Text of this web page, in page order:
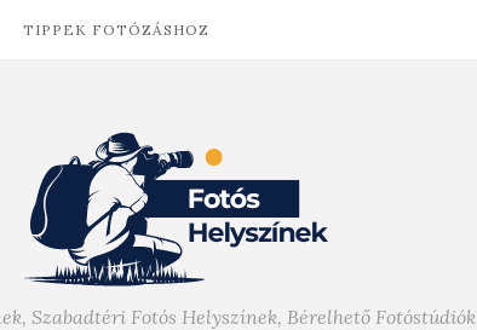
TIPPEK FOTÓZÁSHOZ
Szabadtéri Fotós Helyszínek, Bérelhető Fotóstúdiók